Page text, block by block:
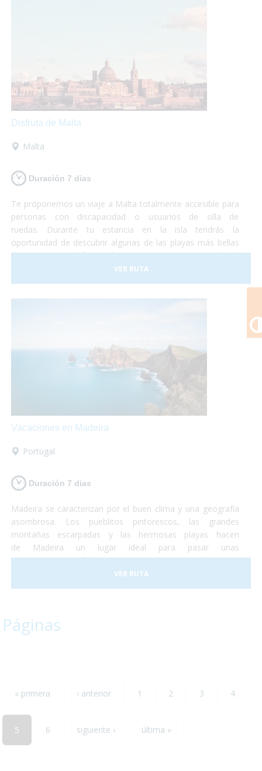
Disfruta de Malta
Malta
Duración 7 dias
Te proponemos un viaje a Malta totalmente accesible para
personas con discapacidad o usuarios de silla de
ruedas. Durante tu estancia en la isla tendrás la
oportunidad de descubrir algunas de las playas más bellas
de Europa y disfrutar de un gran patrimonio cultural
perfectamente conservado. Malta consta con tres islas
principales llamadas Malta, Gozo y Comino. No lo dudes
VER RUTA
Vacaciones en Madeira
Portugal
Duración 7 dias
Madeira se caracterizan por el buen clima y una geografía
asombrosa. Los pueblitos pintorescos, las grandes
montañas escarpadas y las hermosas playas hacen
de Madeira un lugar ideal para pasar unas
vacaciones, increíbles y totalmente accesibles para
personas con discapacidad o usuarios de silla de ruedas. En
2017 la ciudad de Funchal recibió el premio a la Ciudad
VER RUTA
Páginas
« primera ‹ anterior 1 2 3 4
5 6 siguiente › última »